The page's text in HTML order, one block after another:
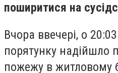
поширитися на
Вчора ввечері, о
порятунку надійшло
пожежу в житловому